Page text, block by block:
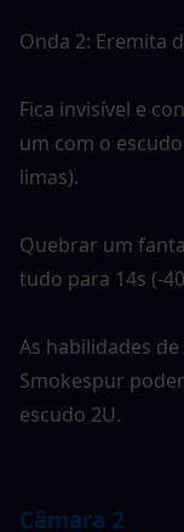
Onda 2: Eremita
Fica invisível e
um com o
limas).
Quebrar um
tudo para 14s (-
As habilidades
Smokespur
escudo 2U.
Câmara 2